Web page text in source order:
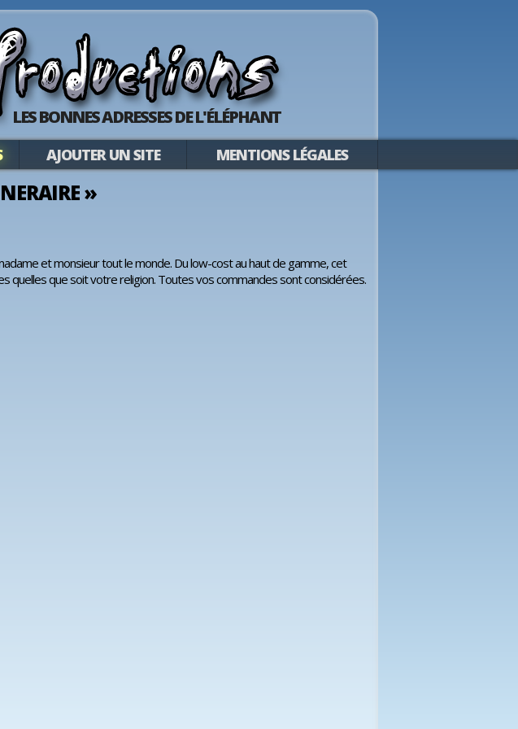
LES BONNES ADRESSES DE L'ÉLÉPHANT
AJOUTER UN SITE MENTIONS LÉGALES
»
et monsieur tout le monde. Du low-cost au haut de gamme, cet
quelles que soit votre religion. Toutes vos commandes sont considérées.